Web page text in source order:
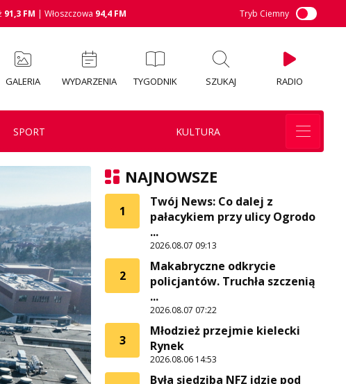
91,3 FM | Włoszczowa 94,4 FM Tryb Ciemny
GALERIA WYDARZENIA TYGODNIK SZUKAJ RADIO
SPORT KULTURA
NAJNOWSZE
1
Twój News: Co dalej z
pałacykiem przy ulicy Ogrodo
...
2026.08.07 09:13
2
Makabryczne odkrycie
policjantów. Truchła szczenią
...
2026.08.07 07:22
3
Młodzież przejmie kielecki
Rynek
2026.08.06 14:53
Była siedziba NFZ idzie pod